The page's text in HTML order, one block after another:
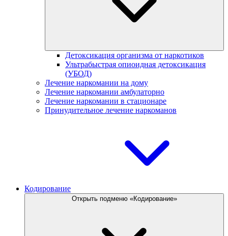
Детоксикация организма от наркотиков
Ультрабыстрая опиоидная детоксикация
(УБОД)
Лечение наркомании на дому
Лечение наркомании амбулаторно
Лечение наркомании в стационаре
Принудительное лечение наркоманов
Кодирование
Открыть подменю «Кодирование»